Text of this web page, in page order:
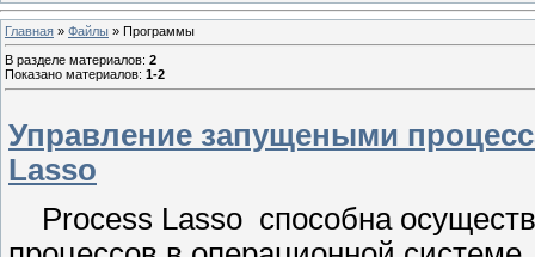
Главная » Файлы » Программы
В разделе материалов: 2
Показано материалов: 1-2
Управление запущеными
Lasso
Process Lasso способна